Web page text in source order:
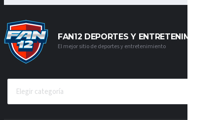
FAN12 DEPORTES Y ENTRETENIMIENTO
El mejor sitio de deportes y entretenimiento